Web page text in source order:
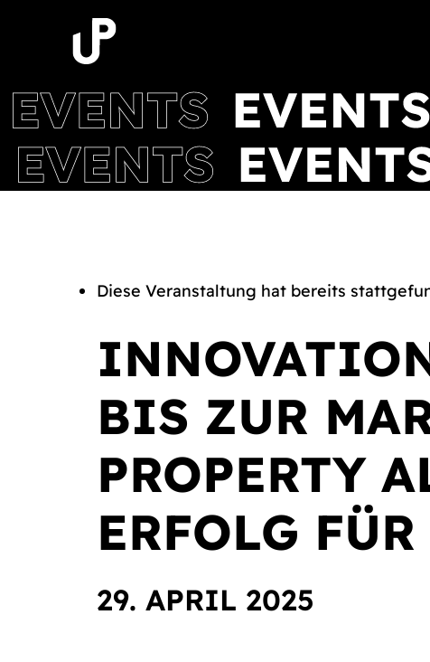
Diese Veranstaltung hat bereits
BIS ZUR
PROPERTY
ERFOLG
29. APRIL 2025